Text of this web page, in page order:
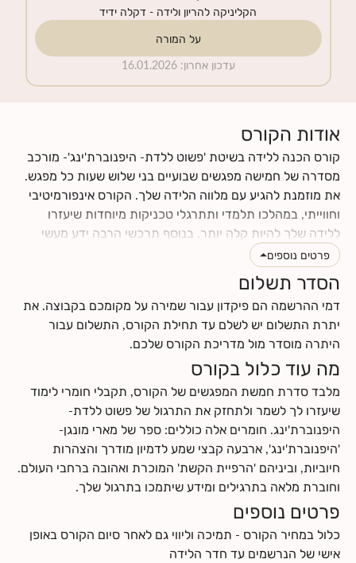
הקליניקה להריון ולידה - דקלה ידיד
על המורה
עדכון אחרון:
16.01.2026
אודות הקורס
קורס הכנה ללידה בשיטת 'פשוט ללדת- היפנוברת'ינג'- מורכב
מסדרה של חמישה מפגשים שבועיים בני שלוש שעות כל מפגש.
את מוזמנת להגיע עם מלווה הלידה שלך. הקורס אינפורמיטיבי
וחווייתי, במהלכו תלמדי ותתרגלי טכניקות מיוחדות שיעזרו
ללידה שלך להיות קלה יותר. בנוסף תרכשי הרבה ידע מעשי
וטיפים לתקופת ההריון והלידה. תינתן לך ההזדמנות לעבור
תהליך מהנה של הבאת מודעות עצמית לגוף ולנפש שלך, תגלי
כמה הם מושפעים אחד מהשני, וכמה הם יכולים לתרום ולתמוך
בלידה עדינה כאשר לומדים להרפות אותם. את ומלווה הלידה
שלך תרכשו ידע ותפתחו כישורי תקשורת אחד עם השנייה, עם
התינוק.ת שלכם ועם הצוות הרפואי.
לחצי כאןלקרוא עוד על תוכן הקורס
לחציכאןלמצוא מידע על החזרי ביטוח
פרטים נוספים
הסדר תשלום
דמי ההרשמה הם פיקדון עבור שמירה על מקומכם בקבוצה. את
יתרת התשלום יש לשלם עד תחילת הקורס, התשלום עבור
היתרה מוסדר מול מדריכת הקורס שלכם.
מה עוד כלול בקורס
מלבד סדרת חמשת המפגשים של הקורס, תקבלי חומרי לימוד
שיעזרו לך לשמר ולתחזק את התרגול של פשוט ללדת-
היפנוברת'ינג. חומרים אלה כוללים: ספר של מארי מונגן-
'היפנוברת'ינג', ארבעה קבצי שמע לדמיון מודרך והצהרות
חיוביות, וביניהם 'הרפיית הקשת' המוכרת ואהובה ברחבי העולם.
וחוברת מלאה בתרגילים ומידע שיתמכו בתרגול שלך.
פרטים נוספים
כלול במחיר הקורס - תמיכה וליווי גם לאחר סיום הקורס באופן
אישי של הנרשמים עד חדר הלידה